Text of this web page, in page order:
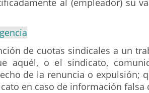
al (empleador) su
de cuotas sindicales a un
aquél, o el sindicato,
de la renuncia o expulsión;
en caso de información falsa